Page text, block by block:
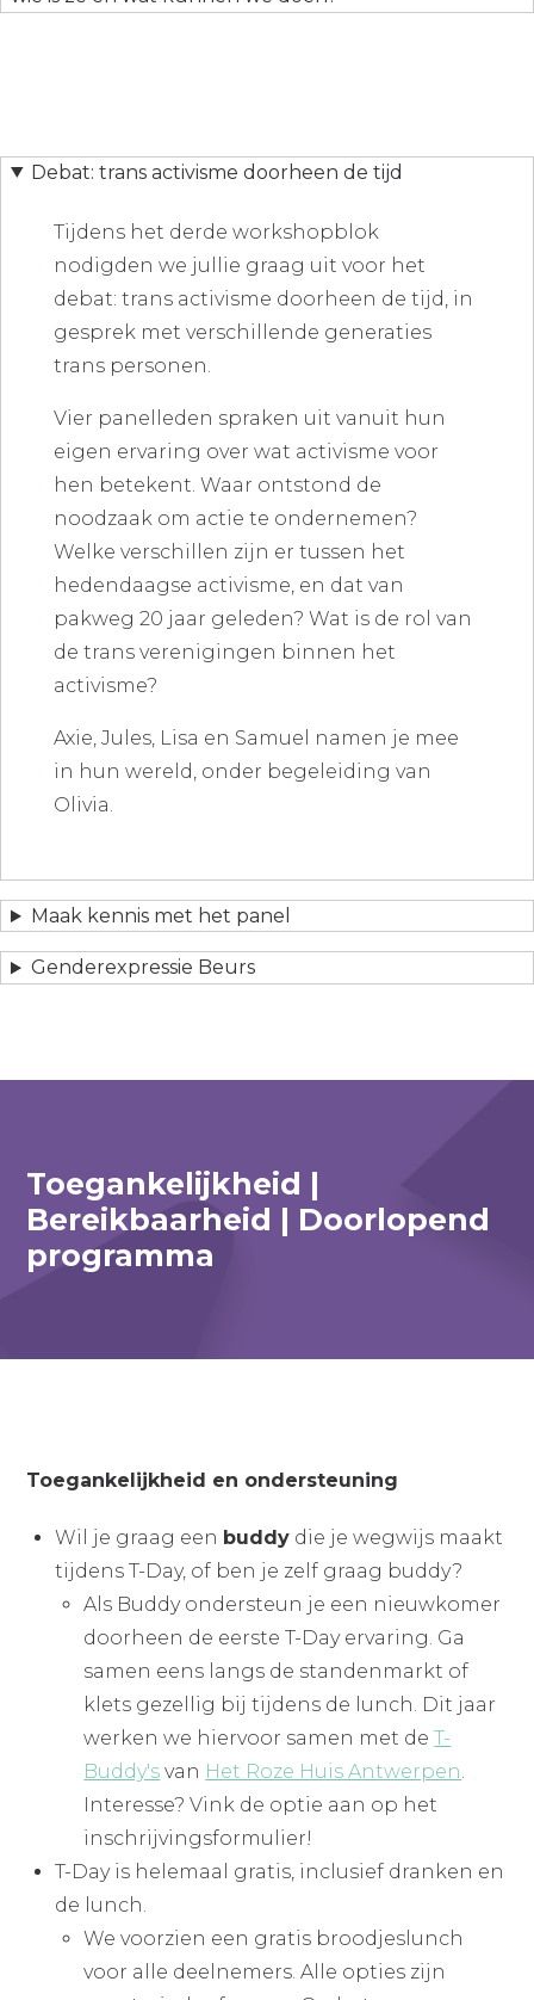
Debat: trans activisme doorheen de tijd
Tijdens het derde workshopblok
nodigden we jullie graag uit voor het
debat: trans activisme doorheen de tijd, in
gesprek met verschillende generaties
trans personen.
Vier panelleden spraken uit vanuit hun
eigen ervaring over wat activisme voor
hen betekent. Waar ontstond de
noodzaak om actie te ondernemen?
Welke verschillen zijn er tussen het
hedendaagse activisme, en dat van
pakweg 20 jaar geleden? Wat is de rol van
de trans verenigingen binnen het
activisme?
Axie, Jules, Lisa en Samuel namen je mee
in hun wereld, onder begeleiding van
Olivia.
Maak kennis met het panel
Genderexpressie Beurs
Toegankelijkheid |
Bereikbaarheid | Doorlopend
programma
Toegankelijkheid en ondersteuning
Wil je graag een buddy die je wegwijs maakt
tijdens T-Day, of ben je zelf graag buddy?
Als Buddy ondersteun je een nieuwkomer
doorheen de eerste T-Day ervaring. Ga
samen eens langs de standenmarkt of
klets gezellig bij tijdens de lunch. Dit jaar
werken we hiervoor samen met deT-
Buddy's van Het Roze Huis Antwerpen
Interesse? Vink de optie aan op het
inschrijvingsformulier!
T-Day is helemaal gratis, inclusief dranken en
de lunch.
We voorzien een gratis broodjeslunch
voor alle deelnemers. Alle opties zijn